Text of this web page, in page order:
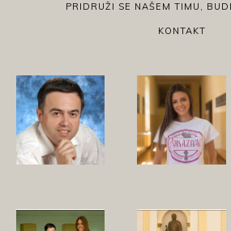
PRIDRUŽI SE NAŠEM TIMU,
KONTAKT